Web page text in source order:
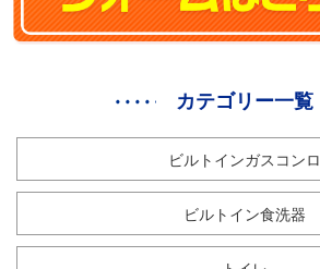
カテゴリー一覧
ビルトインガスコンロ
ビルトイン食洗器